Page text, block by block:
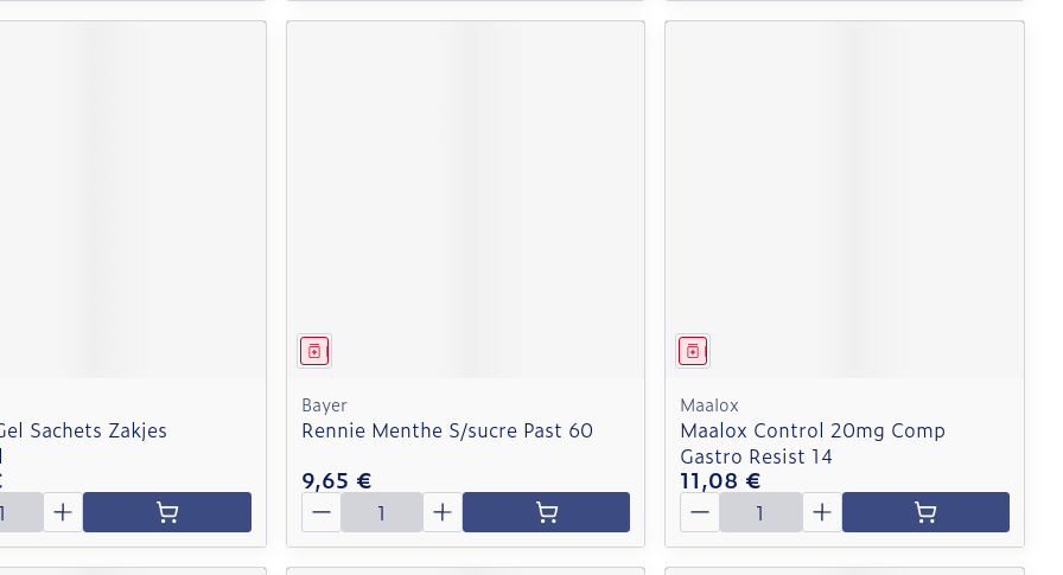
Sachets Zakjes
Médicament
Bayer
Rennie Menthe S/sucre Past 60
9,65 €
Quantité
Médicament
Maalox
Maalox Control 20mg Comp
Gastro Resist 14
11,08 €
Quantité